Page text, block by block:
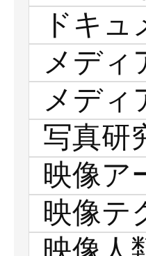
ドキ
メディ
メディ
写真研
映像ア
映像テ